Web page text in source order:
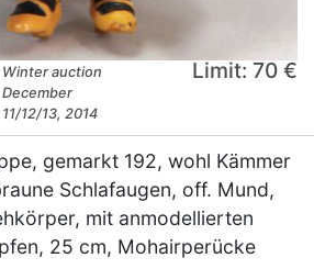
Winter auction
December
11/12/13, 2014
Limit: 70 €
gemarkt 192, wohl Kämmer
Schlafaugen, off. Mund,
mit anmodellierten
25 cm, Mohairperücke